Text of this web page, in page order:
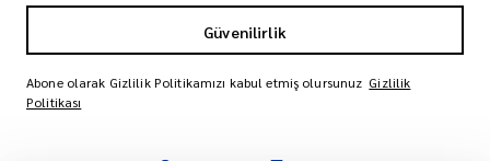
Güvenilirlik
Abone olarak Gizlilik Politikamızı kabul etmiş olursunuz Gizlilik
Politikası